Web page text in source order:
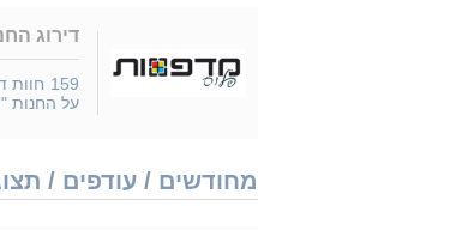
דירוג
159 חוות
על החנות
מחודשים / עודפים /